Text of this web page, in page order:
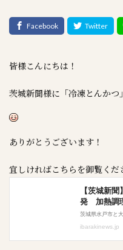
皆様こんにちは！
茨城新聞様に「冷凍とんか
ありがとうございます！
宜しければこちらを御覧くだ